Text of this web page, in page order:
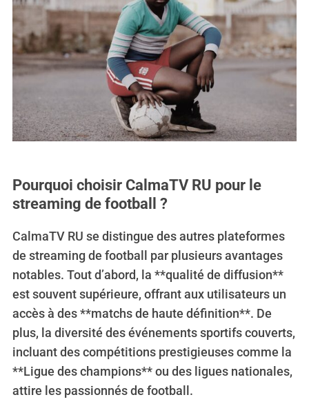
Pourquoi choisir CalmaTV RU pour le
streaming de football ?
CalmaTV RU se distingue des autres plateformes
de streaming de football par plusieurs avantages
notables. Tout d’abord, la **qualité de diffusion**
est souvent supérieure, offrant aux utilisateurs un
accès à des **matchs de haute définition**. De
plus, la diversité des événements sportifs couverts,
incluant des compétitions prestigieuses comme la
**Ligue des champions** ou des ligues nationales,
attire les passionnés de football.